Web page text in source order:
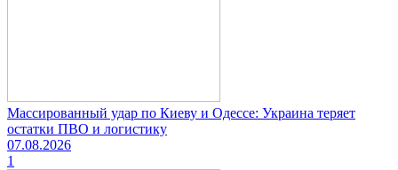
Массированный удар по Киеву и Одессе: Украина теряет
остатки ПВО и логистику
07.08.2026
1